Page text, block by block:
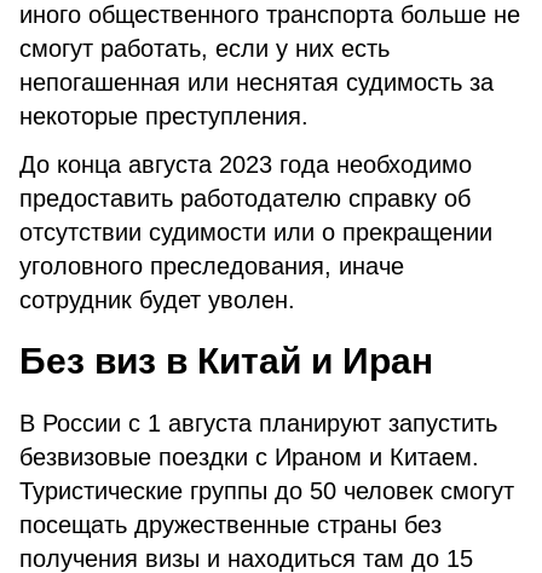
иного общественного транспорта больше не
смогут работать, если у них есть
непогашенная или неснятая судимость за
некоторые преступления.
До конца августа 2023 года необходимо
предоставить работодателю справку об
отсутствии судимости или о прекращении
уголовного преследования, иначе
сотрудник будет уволен.
Без виз в Китай и Иран
В России с 1 августа планируют запустить
безвизовые поездки с Ираном и Китаем.
Туристические группы до 50 человек смогут
посещать дружественные страны без
получения визы и находиться там до 15